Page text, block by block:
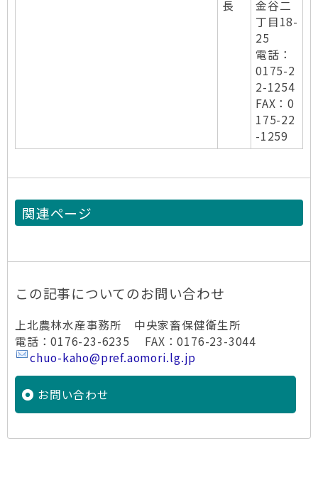
長
金谷二
丁目18-
25
電話：
0175-2
2-1254
FAX：0
175-22
-1259
関連ページ
この記事についてのお問い合わせ
上北農林水産事務所 中央家畜保健衛生所
電話：0176-23-6235 FAX：0176-23-3044
chuo-kaho@pref.aomori.lg.jp
お問い合わせ